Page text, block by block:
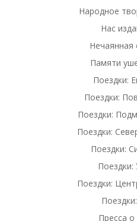
Народное
Нас
Нечаянная
Памяти
Поездки:
Поездки:
Поездки:
Поездки:
Поездки:
Поездки:
Поездки:
Пресса о